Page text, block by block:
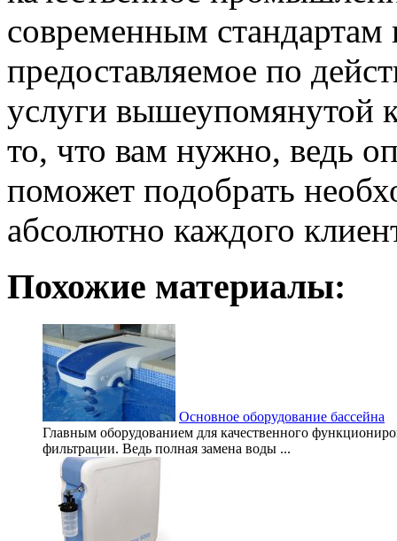
современным стандартам
предоставляемое по
услуги вышеупомянутой
то, что вам нужно, ведь
поможет подобрать
абсолютно каждого
Похожие материалы:
Основное оборудование бассейна
Главным оборудованием для качественного
фильтрации. Ведь полная замена воды ...